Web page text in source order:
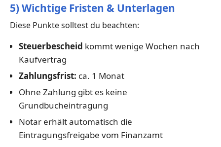
5) Wichtige Fristen & Unterlagen
Diese Punkte solltest du beachten:
Steuerbescheid kommt wenige Wochen nach
Kaufvertrag
Zahlungsfrist: ca. 1 Monat
Ohne Zahlung gibt es keine
Grundbucheintragung
Notar erhält automatisch die
Eintragungsfreigabe vom Finanzamt